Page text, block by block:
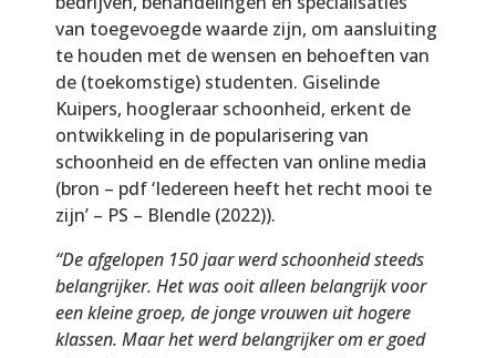
van toegevoegde waarde zijn, om aansluiting
te houden met de wensen en behoeften van
de (toekomstige) studenten. Giselinde
Kuipers, hoogleraar schoonheid, erkent de
ontwikkeling in de popularisering van
schoonheid en de effecten van online media
(bron – pdf ‘Iedereen heeft het recht mooi te
zijn’ – PS – Blendle (2022)).
“De afgelopen 150 jaar werd schoonheid steeds
belangrijker. Het was ooit alleen belangrijk voor
een kleine groep, de jonge vrouwen uit hogere
klassen. Maar het werd belangrijker om er goed